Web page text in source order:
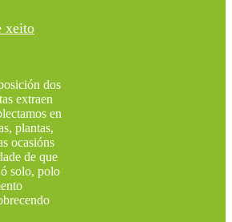
xeito
dos
extraen
en
plantas,
ocasións
de que
solo, polo